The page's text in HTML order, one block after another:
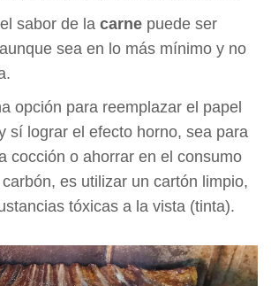
sabor de la carne puede ser
sea en lo más mínimo y no
opción para reemplazar el papel
sí lograr el efecto horno, sea para
cocción o ahorrar en el consumo
es utilizar un cartón limpio,
tóxicas a la vista (tinta).